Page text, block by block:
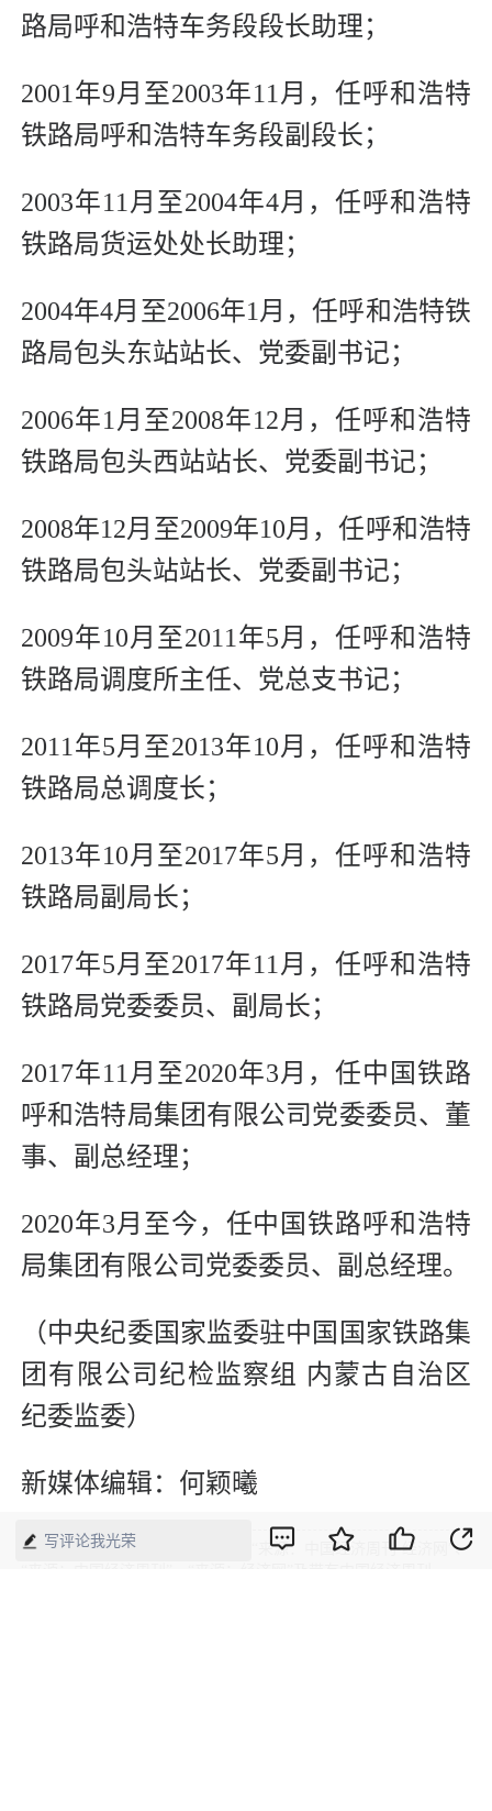
路局呼和浩特车务段段长助理；
2001年9月至2003年11月，任呼和浩特
铁路局呼和浩特车务段副段长；
2003年11月至2004年4月，任呼和浩特
铁路局货运处处长助理；
2004年4月至2006年1月，任呼和浩特铁
路局包头东站站长、党委副书记；
2006年1月至2008年12月，任呼和浩特
铁路局包头西站站长、党委副书记；
2008年12月至2009年10月，任呼和浩特
铁路局包头站站长、党委副书记；
2009年10月至2011年5月，任呼和浩特
铁路局调度所主任、党总支书记；
2011年5月至2013年10月，任呼和浩特
铁路局总调度长；
2013年10月至2017年5月，任呼和浩特
铁路局副局长；
2017年5月至2017年11月，任呼和浩特
铁路局党委委员、副局长；
2017年11月至2020年3月，任中国铁路
呼和浩特局集团有限公司党委委员、董
事、副总经理；
2020年3月至今，任中国铁路呼和浩特
局集团有限公司党委委员、副总经理。
（中央纪委国家监委驻中国国家铁路集
团有限公司纪检监察组 内蒙古自治区
纪委监委）
新媒体编辑：何颖曦
版权声明：本网所有内容，凡注明“来源：中国经济周刊-经济网”、
写评论我光荣